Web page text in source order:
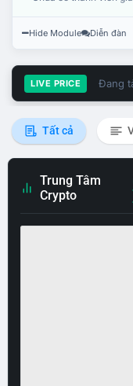
Hide Module Diễn đàn
LIVE PRICE Đang
Tất cả
Trung Tâm
Crypto